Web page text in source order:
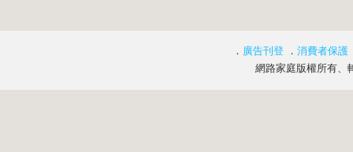
． 廣告刊登 ． 消費者保護
網路家庭版權所有、